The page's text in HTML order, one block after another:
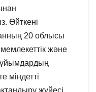
Өйткені
20 облысы
және
міндетті